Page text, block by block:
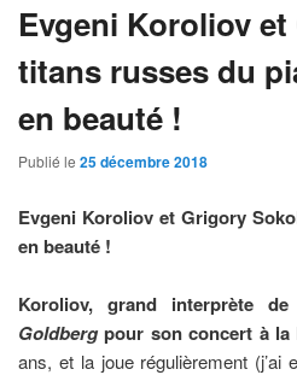
Evgeni Koroliov
titans russes du
en beauté !
Publié le 25 décembre 2018
Evgeni Koroliov et Grigory
en beauté !
Koroliov, grand interprète
Goldbergpour son concert à la
ans, et la joue régulièrement